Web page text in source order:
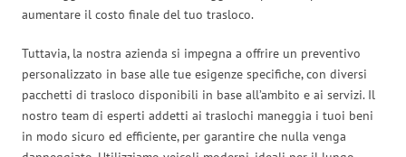
aumentare il costo finale del tuo trasloco.
Tuttavia, la nostra azienda si impegna a offrire un preventivo
personalizzato in base alle tue esigenze specifiche, con diversi
pacchetti di trasloco disponibili in base all’ambito e ai servizi. Il
nostro team di esperti addetti ai traslochi maneggia i tuoi beni
in modo sicuro ed efficiente, per garantire che nulla venga